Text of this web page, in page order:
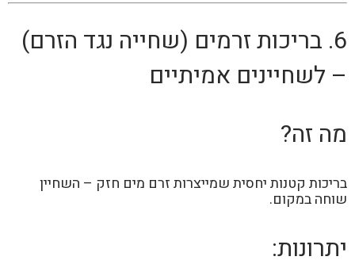
6. בריכות זרמים (שחייה נגד הזרם)
– לשחיינים אמיתיים
מה זה?
בריכות קטנות יחסית שמייצרות זרם מים חזק – השחיין
שוחה במקום.
יתרונות: